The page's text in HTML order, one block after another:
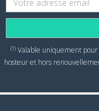
(1)Valable uniquement pour
hosteur et hors